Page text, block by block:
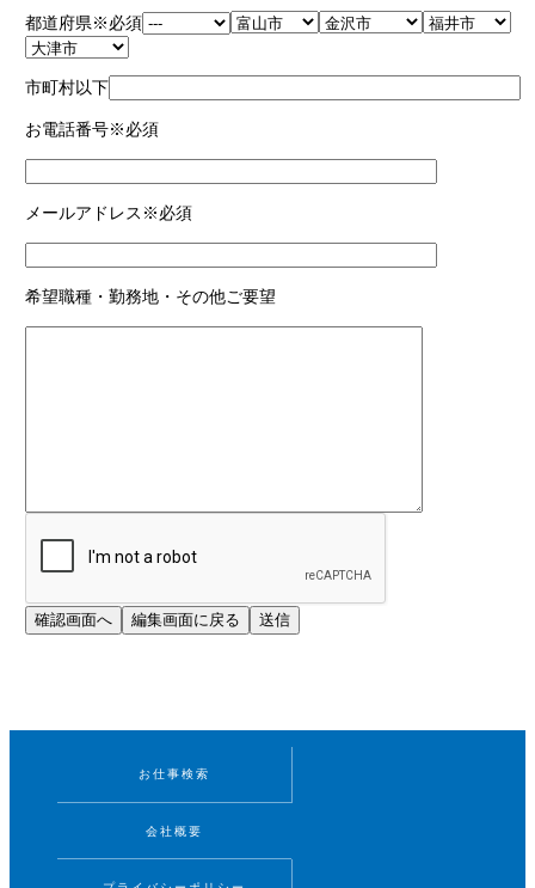
都道府県 ※必須
市町村以下
お電話番号※必須
メールアドレス ※必須
希望職種・勤務地・その他ご要望
お仕事検索
会社概要